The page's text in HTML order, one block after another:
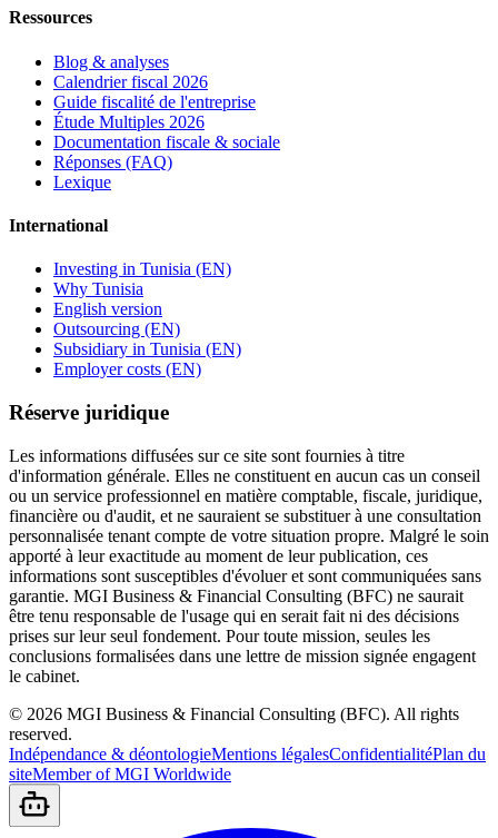
Ressources
Blog & analyses
Calendrier fiscal 2026
Guide fiscalité de l'entreprise
Étude Multiples 2026
Documentation fiscale & sociale
Réponses (FAQ)
Lexique
International
Investing in Tunisia (EN)
Why Tunisia
English version
Outsourcing (EN)
Subsidiary in Tunisia (EN)
Employer costs (EN)
Réserve juridique
Les informations diffusées sur ce site sont fournies à titre
d'information générale. Elles ne constituent en aucun cas un conseil
ou un service professionnel en matière comptable, fiscale, juridique,
financière ou d'audit, et ne sauraient se substituer à une consultation
personnalisée tenant compte de votre situation propre. Malgré le soin
apporté à leur exactitude au moment de leur publication, ces
informations sont susceptibles d'évoluer et sont communiquées sans
garantie. MGI Business & Financial Consulting (BFC) ne saurait
être tenu responsable de l'usage qui en serait fait ni des décisions
prises sur leur seul fondement. Pour toute mission, seules les
conclusions formalisées dans une lettre de mission signée engagent
le cabinet.
© 2026 MGI Business & Financial Consulting (BFC). All rights
reserved.
Indépendance & déontologieMentions légalesConfidentialitéPlan du
siteMember of MGI Worldwide